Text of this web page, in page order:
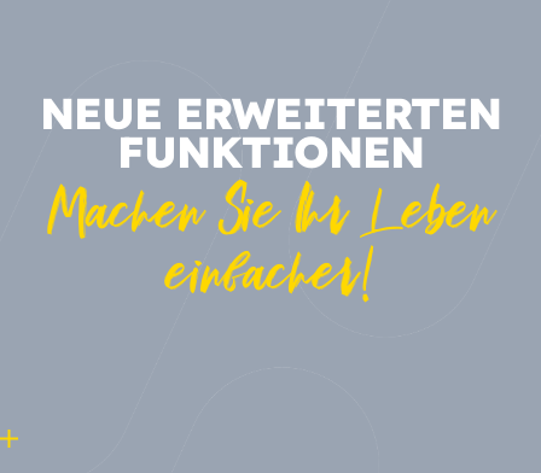
NEUE ERWEITERTEN
FUNKTIONEN
Machen Sie Ihr Leben
einfacher!